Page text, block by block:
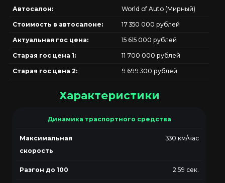
Автосалон: World of Auto (Мирный)
Стоимость в автосалоне: 17 350 000 рублей
Актуальная гос цена: 15 615 000 рублей
Старая гос цена 1: 11 700 000 рублей
Старая гос цена 2: 9 699 300 рублей
Характеристики
Динамика траспортного средства
Максимальная
скорость
330 км/час
Разгон до 100 2.59 сек.